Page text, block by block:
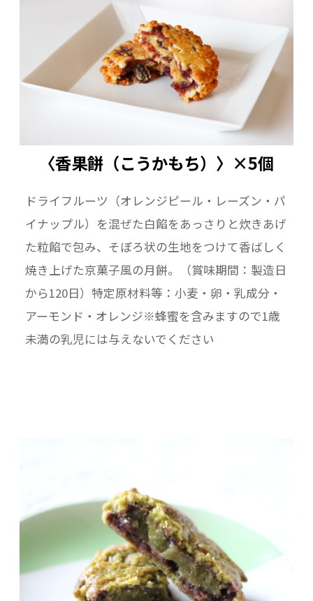
〈香果餅（こうかもち）〉×5個
ドライフルーツ（オレンジピール・レーズン・パ
イナップル）を混ぜた白餡をあっさりと炊きあげ
た粒餡で包み、そぼろ状の生地をつけて香ばしく
焼き上げた京菓子風の月餅。（賞味期間：製造日
から120日）特定原材料等：小麦・卵・乳成分・
アーモンド・オレンジ※蜂蜜を含みますので1歳
未満の乳児には与えないでください